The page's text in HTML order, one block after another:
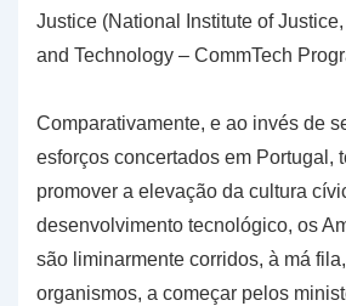
Justice (National Institute of
and Technology – CommTech
Comparativamente, e ao invés de
esforços concertados em Portugal,
promover a elevação da cultura
desenvolvimento tecnológico, os
são liminarmente corridos, à má
organismos, a começar pelos